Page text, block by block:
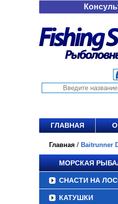
ГЛАВНАЯ
Главная / Baitrunner
МОРСКАЯ
СНАСТИ НА
КАТУШКИ